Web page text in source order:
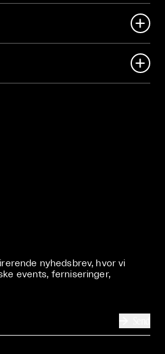


nyhedsbrev, hvor vi
events, ferniseringer,